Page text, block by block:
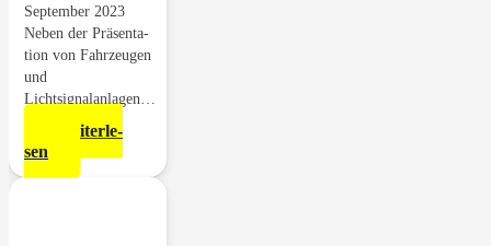
Sep­tem­ber 2023
Neben der Prä­sen­ta­
ti­on von Fahr­zeu­gen
und
Lichtsignalanlagen…
Wei­ter­le­
sen